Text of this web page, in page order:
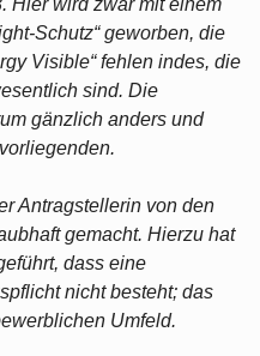
Hier wird zwar mit einem
Schutz“ geworben, die
Visible“ fehlen indes, die
sind. Die
gänzlich anders und
Antragstellerin von den
gemacht. Hierzu hat
dass eine
nicht besteht; das
Umfeld.